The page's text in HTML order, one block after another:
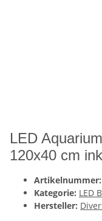
LED
120x40 cm
Artikelnummer:
Kategorie: LED
Hersteller: